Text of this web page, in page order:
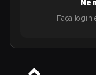
Faça login